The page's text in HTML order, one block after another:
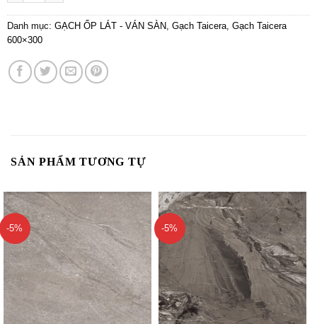
Danh mục: GẠCH ỐP LÁT - VÁN SÀN, Gạch Taicera, Gạch Taicera
600×300
SẢN PHẨM TƯƠNG TỰ
-5% -5%